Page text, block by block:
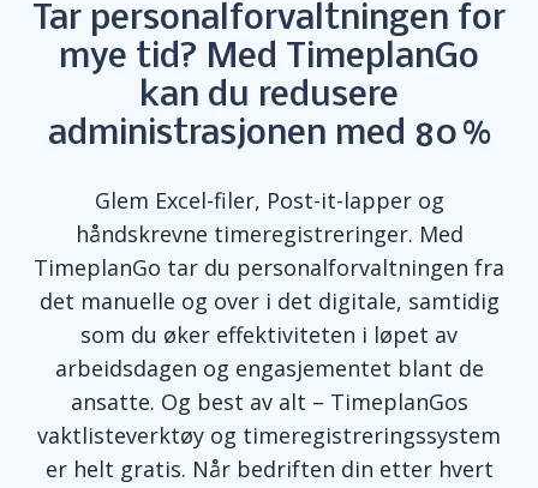
Tar personalforvaltningen for
mye tid? Med TimeplanGo
kan du redusere
administrasjonen med 80 %
Glem Excel-filer, Post-it-lapper og
håndskrevne timeregistreringer. Med
TimeplanGo tar du personalforvaltningen fra
det manuelle og over i det digitale, samtidig
som du øker effektiviteten i løpet av
arbeidsdagen og engasjementet blant de
ansatte. Og best av alt – TimeplanGos
vaktlisteverktøy og timeregistreringssystem
er helt gratis. Når bedriften din etter hvert